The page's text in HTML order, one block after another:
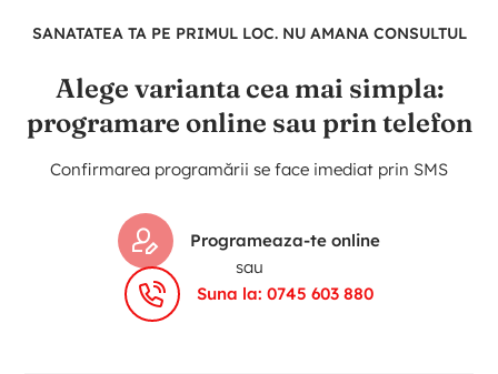
SANATATEA TA PE PRIMUL LOC. NU AMANA CONSULTUL
Alege varianta cea mai simpla:
programare online sau prin telefon
Confirmarea programării se face imediat prin SMS
Programeaza-te online
sau
Suna la: 0745 603 880